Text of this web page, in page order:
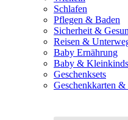
Schlafen
Pflegen & Baden
Sicherheit &
Reisen &
Baby Ernährung
Baby &
Geschenksets
Geschenkkarten &